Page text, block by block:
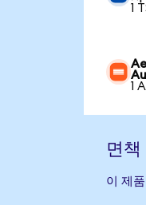
1
1
면
이 제